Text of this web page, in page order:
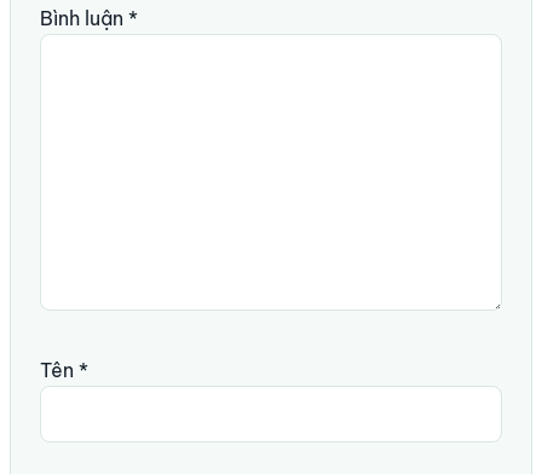
Bình luận *
Tên *